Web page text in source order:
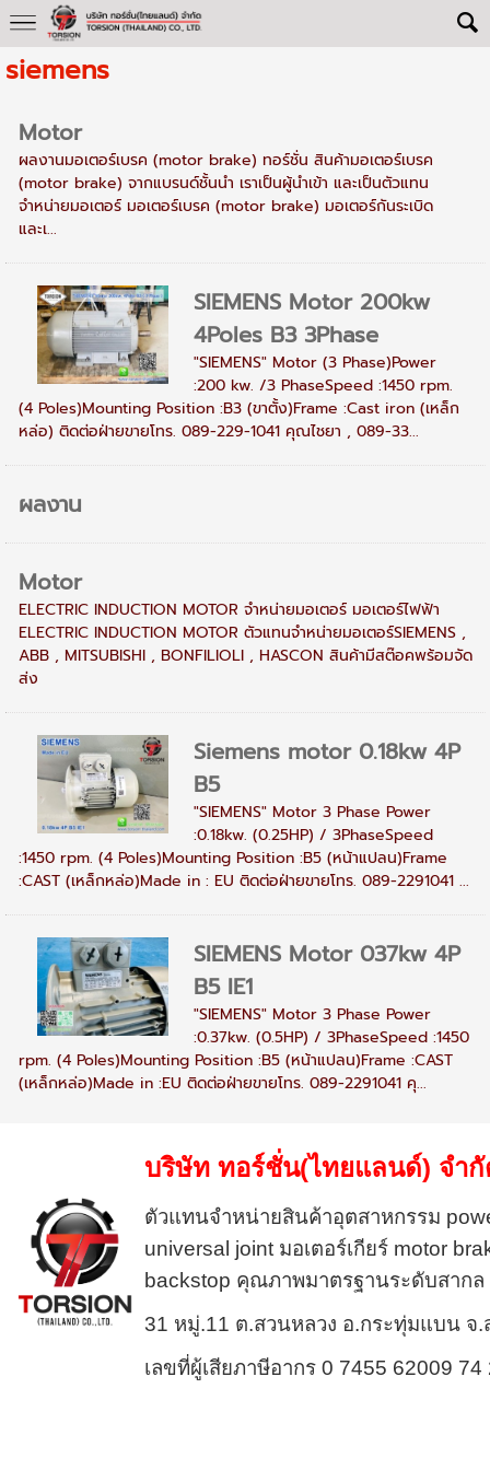
siemens
Motor
ผลงานมอเตอร์เบรค (motor brake) ทอร์ชั่น สินค้ามอเตอร์เบรค
(motor brake) จากแบรนด์ชั้นนำ เราเป็นผู้นำเข้า และเป็นตัวแทน
จำหน่ายมอเตอร์ มอเตอร์เบรค (motor brake) มอเตอร์กันระเบิด
และเ...
SIEMENS Motor 200kw
4Poles B3 3Phase
"SIEMENS" Motor (3 Phase)Power
:200 kw. /3 PhaseSpeed :1450 rpm.
(4 Poles)Mounting Position :B3 (ขาตั้ง)Frame :Cast iron (เหล็ก
หล่อ) ติดต่อฝ่ายขายโทร. 089-229-1041 คุณไชยา , 089-33...
ผลงาน
Motor
ELECTRIC INDUCTION MOTOR จำหน่ายมอเตอร์ มอเตอร์ไฟฟ้า
ELECTRIC INDUCTION MOTOR ตัวแทนจำหน่ายมอเตอร์SIEMENS ,
ABB , MITSUBISHI , BONFILIOLI , HASCON สินค้ามีสต๊อคพร้อมจัด
ส่ง
Siemens motor 0.18kw 4P
B5
"SIEMENS" Motor 3 Phase Power
:0.18kw. (0.25HP) / 3PhaseSpeed
:1450 rpm. (4 Poles)Mounting Position :B5 (หน้าแปลน)Frame
:CAST (เหล็กหล่อ)Made in : EU ติดต่อฝ่ายขายโทร. 089-2291041 ...
SIEMENS Motor 037kw 4P
B5 IE1
"SIEMENS" Motor 3 Phase Power
:0.37kw. (0.5HP) / 3PhaseSpeed :1450
rpm. (4 Poles)Mounting Position :B5 (หน้าแปลน)Frame :CAST
(เหล็กหล่อ)Made in :EU ติดต่อฝ่ายขายโทร. 089-2291041 คุ...
บริษัท ทอร์ชั่น(ไทยแลนด์) จำ
ตัวแทนจำหน่ายสินค้าอุตสาหกรรม
universal joint มอเตอร์เกียร์ motor
backstop คุณภาพมาตรฐานระดับสากล
31 หมู่.11 ต.สวนหลวง อ.กระทุ่มแบน จ.
เลขที่ผู้เสียภาษีอากร 0 7455 62009